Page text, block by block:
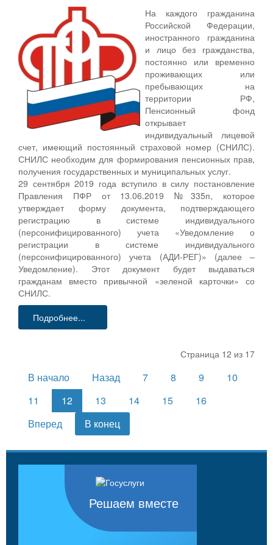
На каждого гражданина
Российской Федерации,
иностранного гражданина
и лицо без гражданства,
постоянно или временно
проживающих или
пребывающих на
территории РФ,
Пенсионный фонд
открывает
индивидуальный лицевой
счет, имеющий постоянный страховой номер (СНИЛС).
СНИЛС необходим для формирования пенсионных прав,
получения государственных и муниципальных услуг.
29 сентября 2019 года вступило в силу постановление
Правления ПФР от 13.06.2019 №335п, которое
утверждает форму документа, подтверждающего
регистрацию в системе индивидуального
(персонифицированного) учета «Уведомление о
регистрации в системе индивидуального
(персонифицированного) учета (АДИ-РЕГ)» (далее –
Уведомление). Этот документ будет выдаваться
гражданам вместо привычной «зеленой карточки» со
СНИЛС.
Подробнее...
Страница 12 из 17
В начало Назад 7 8 9
10
11
12 13 14 15
16
Вперед
В конец
Решаем вместе